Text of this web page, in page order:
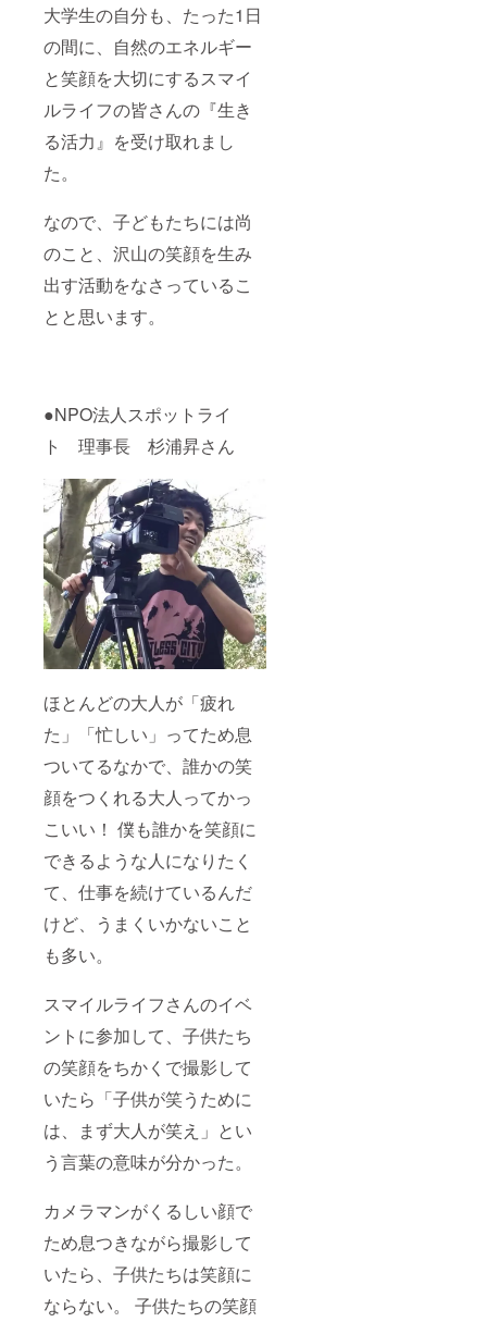
大学生の自分も、たった1日
の間に、自然のエネルギー
と笑顔を大切にするスマイ
ルライフの皆さんの『生き
る活力』を受け取れまし
た。
なので、子どもたちには尚
のこと、沢山の笑顔を生み
出す活動をなさっているこ
とと思います。
●NPO法人スポットライ
ト 理事長 杉浦昇さん
ほとんどの大人が「疲れ
た」「忙しい」ってため息
ついてるなかで、誰かの笑
顔をつくれる大人ってかっ
こいい！ 僕も誰かを笑顔に
できるような人になりたく
て、仕事を続けているんだ
けど、うまくいかないこと
も多い。
スマイルライフさんのイベ
ントに参加して、子供たち
の笑顔をちかくで撮影して
いたら「子供が笑うために
は、まず大人が笑え」とい
う言葉の意味が分かった。
カメラマンがくるしい顔で
ため息つきながら撮影して
いたら、子供たちは笑顔に
ならない。 子供たちの笑顔